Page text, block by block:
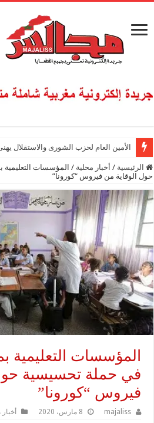
الأمين العام لحزب الشورى والاستقلال
الرئيسية / أخبار محلية / المؤسسات
حول الوقاية من فيروس “كورونا”
المؤسسات
في حملة تحسيسية
فيروس “كورونا”
majaliss 8 مارس، 2020